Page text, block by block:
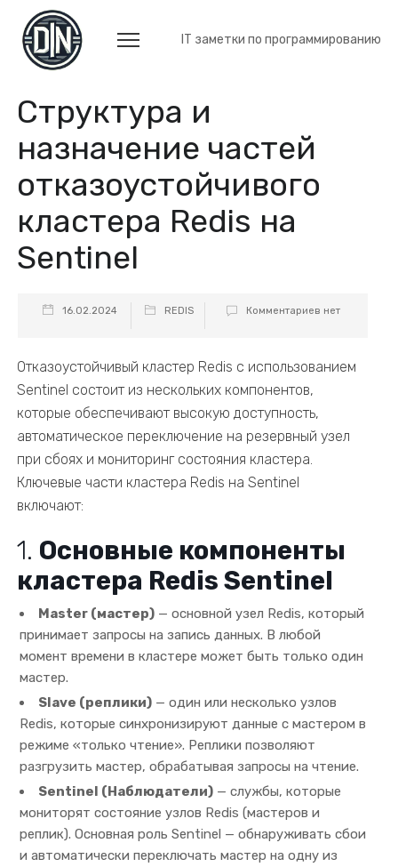
IT заметки по программированию
Структура и
назначение частей
отказоустойчивого
кластера Redis на
Sentinel
16.02.2024 REDIS Комментариев нет
Отказоустойчивый кластер Redis с использованием
Sentinel состоит из нескольких компонентов,
которые обеспечивают высокую доступность,
автоматическое переключение на резервный узел
при сбоях и мониторинг состояния кластера.
Ключевые части кластера Redis на Sentinel
включают:
1. Основные компоненты
кластера Redis Sentinel
Master (мастер) — основной узел Redis, который
принимает запросы на запись данных. В любой
момент времени в кластере может быть только один
мастер.
Slave (реплики) — один или несколько узлов
Redis, которые синхронизируют данные с мастером в
режиме «только чтение». Реплики позволяют
разгрузить мастер, обрабатывая запросы на чтение.
Sentinel (Наблюдатели) — службы, которые
мониторят состояние узлов Redis (мастеров и
реплик). Основная роль Sentinel — обнаруживать сбои
и автоматически переключать мастер на одну из